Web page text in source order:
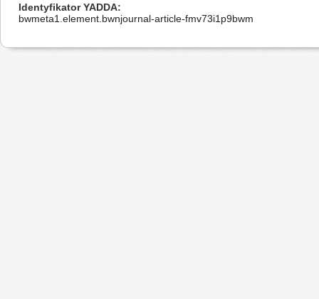
Identyfikator YADDA
bwmeta1.element.bwnjournal-article-fmv73i1p9bwm